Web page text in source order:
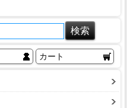
カート